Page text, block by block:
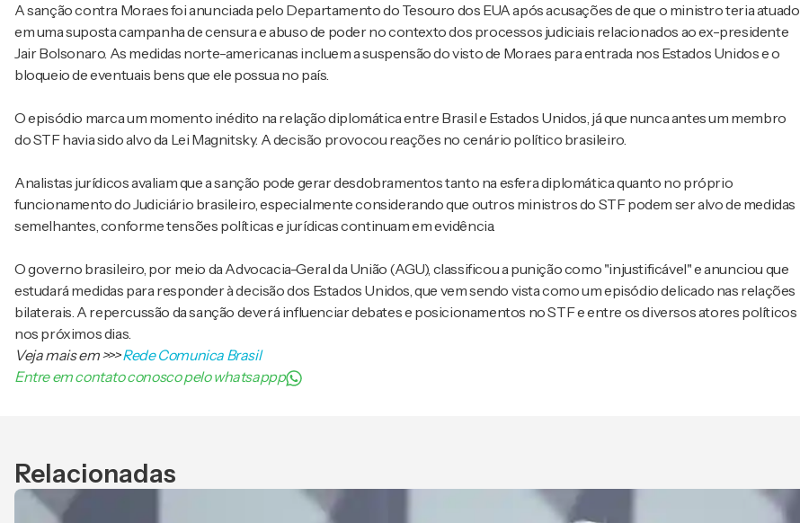
A sanção contra Moraes foi anunciada pelo Departamento do Tesouro dos EUA após acusações de que o ministro teria atuado
em uma suposta campanha de censura e abuso de poder no contexto dos processos judiciais relacionados ao ex-presidente
Jair Bolsonaro. As medidas norte-americanas incluem a suspensão do visto de Moraes para entrada nos Estados Unidos e o
bloqueio de eventuais bens que ele possua no país.
O episódio marca um momento inédito na relação diplomática entre Brasil e Estados Unidos, já que nunca antes um membro
do STF havia sido alvo da Lei Magnitsky. A decisão provocou reações no cenário político brasileiro.
Analistas jurídicos avaliam que a sanção pode gerar desdobramentos tanto na esfera diplomática quanto no próprio
funcionamento do Judiciário brasileiro, especialmente considerando que outros ministros do STF podem ser alvo de medidas
semelhantes, conforme tensões políticas e jurídicas continuam em evidência.
O governo brasileiro, por meio da Advocacia-Geral da União (AGU), classificou a punição como "injustificável" e anunciou que
estudará medidas para responder à decisão dos Estados Unidos, que vem sendo vista como um episódio delicado nas relações
bilaterais. A repercussão da sanção deverá influenciar debates e posicionamentos no STF e entre os diversos atores políticos
nos próximos dias.
Veja mais em>>>Rede Comunica Brasil
Entre em contato conosco pelo whatsappp
Relacionadas